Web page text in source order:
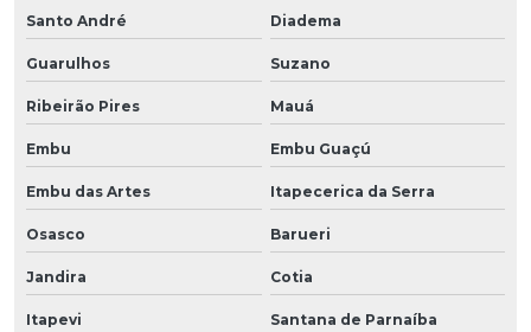
Santo André Diadema
Guarulhos Suzano
Ribeirão Pires Mauá
Embu Embu Guaçú
Embu das Artes Itapecerica da Serra
Osasco Barueri
Jandira Cotia
Itapevi Santana de Parnaíba